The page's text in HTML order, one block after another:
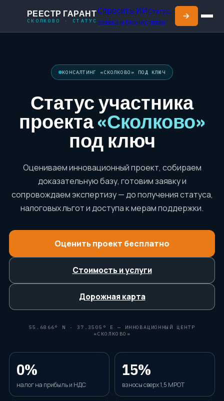
РЕЕСТР ГАРАНТ
СКОЛКОВО · СТАТУС
Спросить ИИСтатус,
заявка и бизнес-план
ДОПОЛНИТЕЛЬНО
ПРОВЕРИМ ПРОЕКТ И СОБЕРЁМ МАРШРУТ
reestrgarant@mail.ru
Подать заявку
КОНСАЛТИНГ «СКОЛКОВО» ПОД КЛЮЧ
Статус участника
проекта«Сколково»
под ключ
Оцениваем инновационный проект, собираем
доказательную базу, готовим заявку и
сопровождаем экспертизу — до получения статуса,
налоговых льгот и доступа к мерам поддержки.
Оценить проект бесплатно
Стоимость и услуги
Дорожная карта
55.6866° N · 37.3505° E — ИННОВАЦИОННЫЙ ЦЕНТР
«СКОЛКОВО»
0%
налог на прибыль и НДС
15%
взносы сверх 1,5 МРОТ